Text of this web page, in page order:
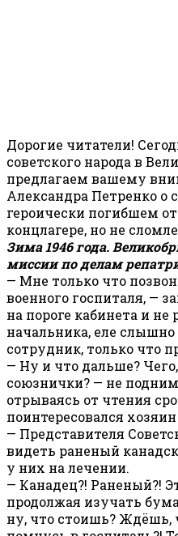
Дорогие читатели!
советского народа в
предлагаем вашему
Александра Петренко о
героически погибшем
концлагере, но не
Зима 1946 года.
миссии по делам
— Мне только что
военного госпиталя, —
на пороге кабинета и
начальника, еле
сотрудник, только что
— Ну и что дальше?
союзнички? — не
отрываясь от чтения
поинтересовался
— Представителя
видеть раненый
у них на лечении.
— Канадец?! Раненый?!
продолжая изучать
ну, что стоишь? Ждёшь,